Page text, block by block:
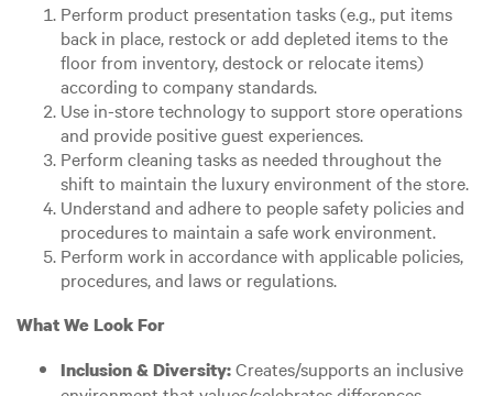
Perform product presentation tasks (e.g., put items
back in place, restock or add depleted items to the
floor from inventory, destock or relocate items)
according to company standards.
Use in-store technology to support store operations
and provide positive guest experiences.
Perform cleaning tasks as needed throughout the
shift to maintain the luxury environment of the store.
Understand and adhere to people safety policies and
procedures to maintain a safe work environment.
Perform work in accordance with applicable policies,
procedures, and laws or regulations.
What We Look For
Inclusion & Diversity:Creates/supports an inclusive